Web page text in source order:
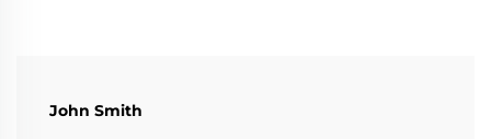
John Smith